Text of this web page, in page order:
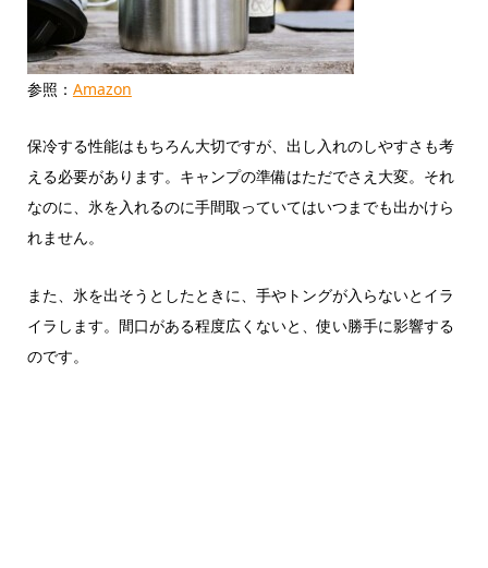
参照： Amazon
保冷する性能はもちろん大切ですが、出し入れのしやすさも考
える必要があります。キャンプの準備はただでさえ大変。それ
なのに、氷を入れるのに手間取っていてはいつまでも出かけら
れません。
また、氷を出そうとしたときに、手やトングが入らないとイラ
イラします。間口がある程度広くないと、使い勝手に影響する
のです。